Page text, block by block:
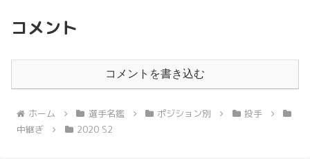
コメント
コメントを書き込む
ホーム 選手名鑑 ポジション別
投手
中継ぎ
2020 S2